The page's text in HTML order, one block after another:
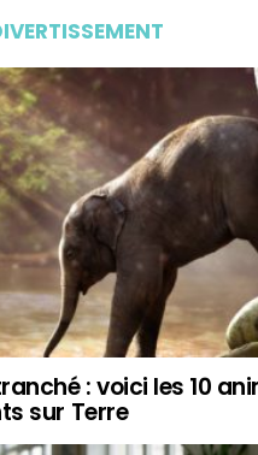
: voici les 10
sur Terre